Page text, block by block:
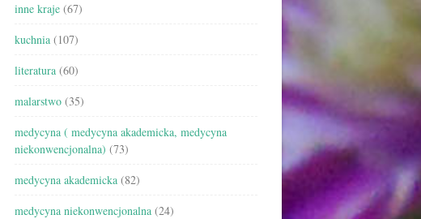
inne kraje (67)
kuchnia (107)
literatura (60)
malarstwo (35)
medycyna ( medycyna akademicka, medycyna
niekonwencjonalna) (73)
medycyna akademicka (82)
medycyna niekonwencjonalna (24)